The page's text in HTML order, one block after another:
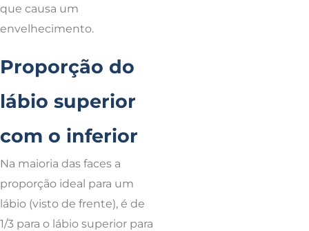
que causa um
envelhecimento.
Proporção do
lábio superior
com o inferior
Na maioria das faces a
proporção ideal para um
lábio (visto de frente), é de
1/3 para o lábio superior para